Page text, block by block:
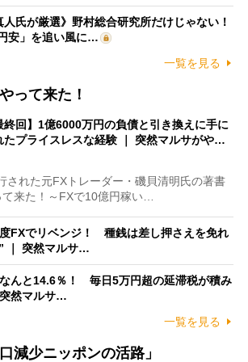
人氏が厳選》野村総合研究所だけじゃない！
安」を追い風に…
一覧を見る
って来た！
終回】1億6000万円の負債と引き換えに手に
たプライスレスな経験 ｜ 突然マルサがや…
れた元FXトレーダー・磯貝清明氏の著書
て来た！～FXで10億円稼い…
度FXでリベンジ！ 種銭は差し押さえを免れ
｜ 突然マルサ…
なんと14.6％！ 毎日5万円超の延滞税が積み
突然マルサ…
一覧を見る
減少ニッポンの活路」